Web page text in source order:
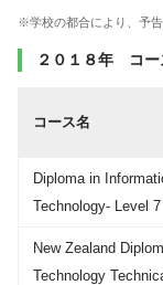
※学校の都合により、予告
２０１８年 コー
コース名
Diploma in
Technology- Level 7
New Zealand
Technology